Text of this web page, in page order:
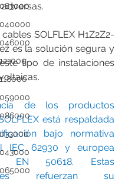
SOLFLEX H1Z2Z2-
es la solución segura y
tipo de instalaciones
de los productos
está respaldada
bajo normativa
IEC 62930 y europea
EN 50618. Estas
refuerzan su